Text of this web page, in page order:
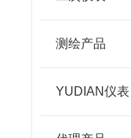
测绘产品
YUDIAN仪表